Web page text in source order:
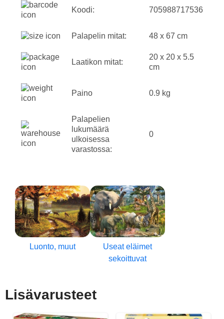
Koodi: 705988717536
Palapelin mitat: 48 x 67 cm
Laatikon mitat:
20 x 20 x 5.5
cm
Paino 0.9 kg
Palapelien
lukumäärä
ulkoisessa
varastossa:
0
Luonto, muut
Useat eläimet
sekoittuvat
Lisävarusteet